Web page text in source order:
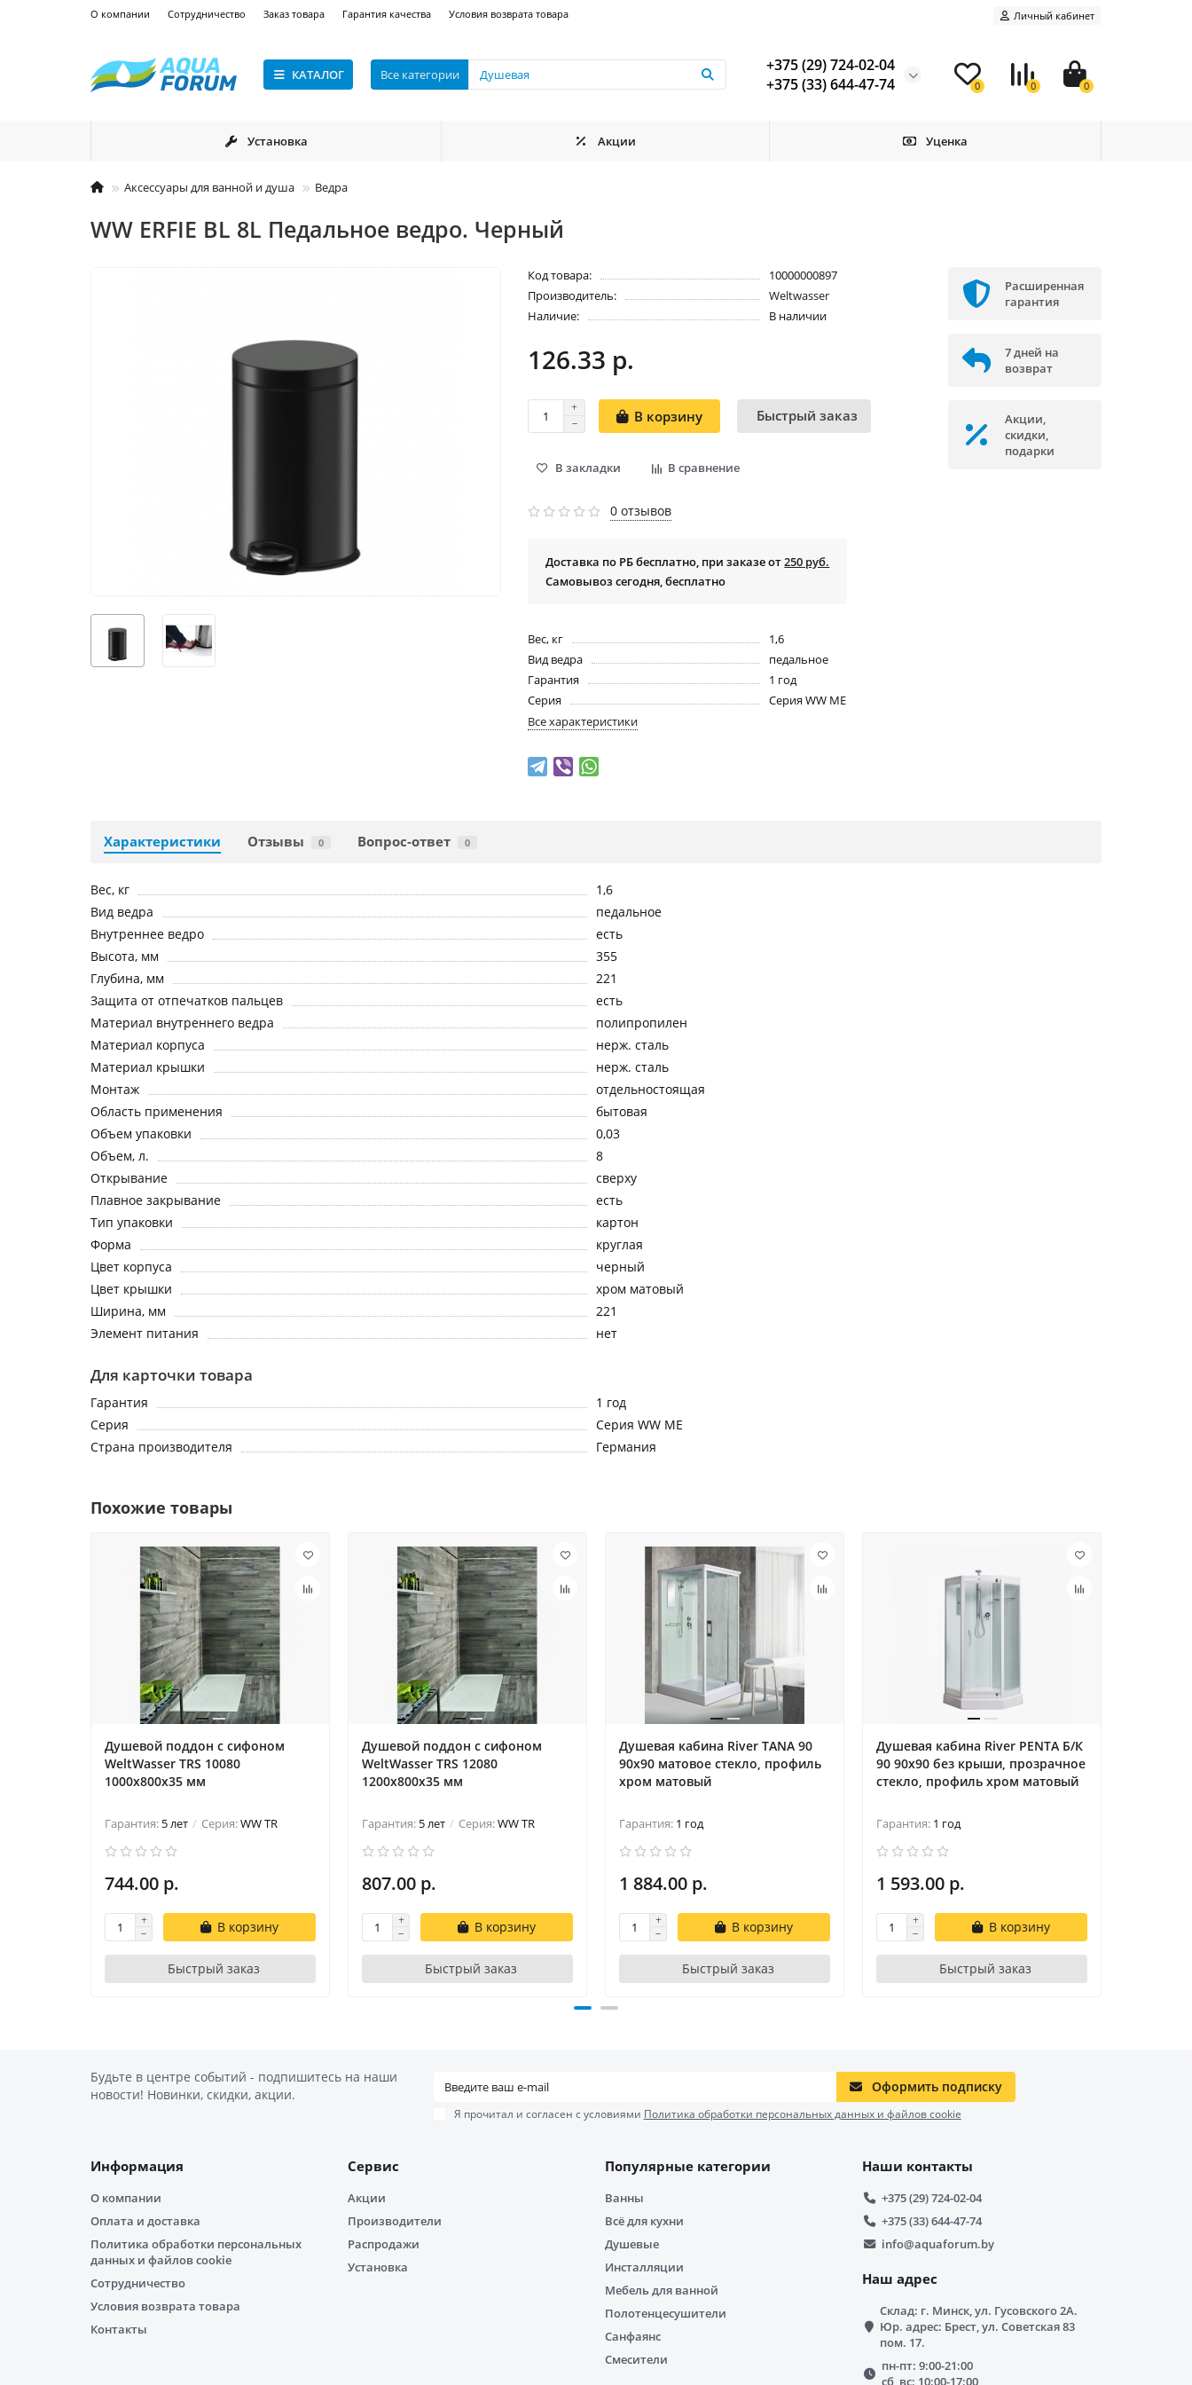
О компании Сотрудничество Заказ товара Гарантия качества Условия возврата товара Личный кабинет
КАТАЛОГ Все категории
+375 (29) 724-02-04
+375 (33) 644-47-74
0 0 0
Установка Акции Уценка
Аксессуары для ванной и душа Ведра
WW ERFIE BL 8L Педальное ведро. Черный
Код товара:
10000000897
Производитель:
Weltwasser
Наличие:
В наличии
126.33 р.
В корзину Быстрый заказ
В закладки В сравнение
0 отзывов
Доставка по РБ бесплатно, при заказе от250 руб.
Самовывоз сегодня, бесплатно
Вес, кг
1,6
Вид ведра
педальное
Гарантия
1 год
Серия
Серия WW ME
Все характеристики
Расширенная
гарантия
7 дней на
возврат
Акции,
скидки,
подарки
Характеристики Отзывы 0 Вопрос-ответ 0
Вес, кг
1,6
Вид ведра
педальное
Внутреннее ведро
есть
Высота, мм
355
Глубина, мм
221
Защита от отпечатков пальцев
есть
Материал внутреннего ведра
полипропилен
Материал корпуса
нерж. сталь
Материал крышки
нерж. сталь
Монтаж
отдельностоящая
Область применения
бытовая
Объем упаковки
0,03
Объем, л.
8
Открывание
сверху
Плавное закрывание
есть
Тип упаковки
картон
Форма
круглая
Цвет корпуса
черный
Цвет крышки
хром матовый
Ширина, мм
221
Элемент питания
нет
Для карточки товара
Гарантия
1 год
Серия
Серия WW ME
Страна производителя
Германия
Похожие товары
Душевой поддон с сифоном
WeltWasser TRS 10080
1000х800х35 мм
Гарантия: 5 лет Серия:WW TR
744.00 р.
В корзину
Быстрый заказ
Душевой поддон с сифоном
WeltWasser TRS 12080
1200х800х35 мм
Гарантия: 5 лет Серия:WW TR
807.00 р.
В корзину
Быстрый заказ
Душевая кабина River TANA 90
90х90 матовое стекло, профиль
хром матовый
Гарантия: 1 год
1 884.00 р.
В корзину
Быстрый заказ
Душевая кабина River PENTA Б/К
90 90х90 без крыши, прозрачное
стекло, профиль хром матовый
Гарантия: 1 год
1 593.00 р.
В корзину
Быстрый заказ
Будьте в центре событий - подпишитесь на наши
новости! Новинки, скидки, акции.
Оформить подписку
Я прочитал и согласен с условиями Политика обработки персональных данных и файлов cookie
Информация
О компании
Оплата и доставка
Политика обработки персональных
данных и файлов cookie
Сотрудничество
Условия возврата товара
Контакты
Сервис
Акции
Производители
Распродажи
Установка
Популярные категории
Ванны
Всё для кухни
Душевые
Инсталляции
Мебель для ванной
Полотенцесушители
Санфаянс
Смесители
Наши контакты
+375 (29) 724-02-04
+375 (33) 644-47-74
info@aquaforum.by
Наш адрес
Склад: г. Минск, ул. Гусовского 2А.
Юр. адрес: Брест, ул. Советская 83
пом. 17.
пн-пт: 9:00-21:00
сб, вс: 10:00-17:00